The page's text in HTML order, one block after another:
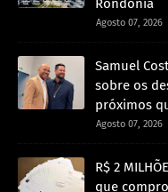
Rondônia
Agosto 07, 2026
Samuel
sobre os
próximos
Agosto 07, 2026
R$ 2
que